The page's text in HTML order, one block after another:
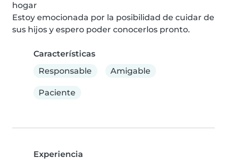
hogar
Estoy emocionada por la posibilidad de cuidar de
sus hijos y espero poder conocerlos pronto.
Características
Responsable
Amigable
Paciente
Experiencia